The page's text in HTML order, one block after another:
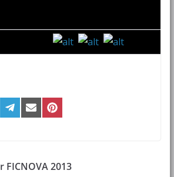
Compartir
en
Compartir
en
Compartir
en
FICNOVA 2013